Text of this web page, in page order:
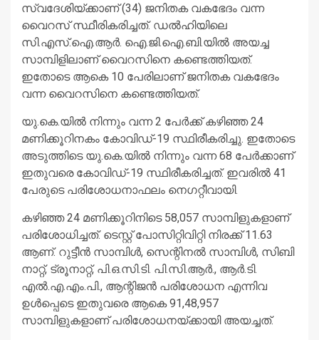
സ്വദേശിയ്ക്കാണ് (34) ജനിതക വകഭേദം വന്ന
വൈറസ് സ്ഥീരികരിച്ചത്. ഡല്‍ഹിയിലെ
സി.എസ്.ഐ.ആര്‍. ഐ.ജി.ഐ.ബി.യില്‍ അയച്ച
സാമ്പിളിലാണ് വൈറസിനെ കണ്ടെത്തിയത്.
ഇതോടെ ആകെ 10 പേരിലാണ് ജനിതക വകഭേദം
വന്ന വൈറസിനെ കണ്ടെത്തിയത്.
യു.കെ.യില്‍ നിന്നും വന്ന 2 പേര്‍ക്ക് കഴിഞ്ഞ 24
മണിക്കൂറിനകം കോവിഡ്-19 സ്ഥിരീകരിച്ചു. ഇതോടെ
അടുത്തിടെ യു.കെ.യില്‍ നിന്നും വന്ന 68 പേര്‍ക്കാണ്
ഇതുവരെ കോവിഡ്-19 സ്ഥിരീകരിച്ചത്. ഇവരില്‍ 41
പേരുടെ പരിശോധനാഫലം നെഗറ്റീവായി.
കഴിഞ്ഞ 24 മണിക്കൂറിനിടെ 58,057 സാമ്പിളുകളാണ്
പരിശോധിച്ചത്. ടെസ്റ്റ് പോസിറ്റിവിറ്റി നിരക്ക് 11.63
ആണ്. റുട്ടീന്‍ സാമ്പിള്‍, സെന്റിനല്‍ സാമ്പിള്‍, സിബി
നാറ്റ്, ട്രൂനാറ്റ്, പി.ഒ.സി.ടി. പി.സി.ആര്‍., ആര്‍.ടി.
എല്‍.എ.എം.പി., ആന്റിജന്‍ പരിശോധന എന്നിവ
ഉള്‍പ്പെടെ ഇതുവരെ ആകെ 91,48,957
സാമ്പിളുകളാണ് പരിശോധനയ്ക്കായി അയച്ചത്.